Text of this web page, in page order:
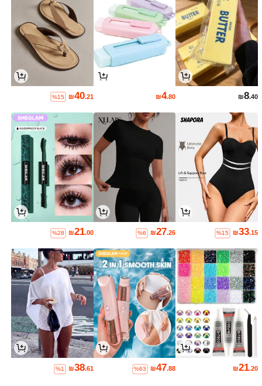
₪8.40
₪4.80
₪40.21
%15
₪33.15
%15
₪27.26
%6
₪21.00
%28
₪21.20
₪47.88
%63
₪38.61
%1